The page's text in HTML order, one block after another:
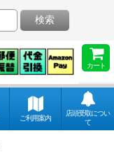
カート
検索
ご利用案内
店頭受取につい
て